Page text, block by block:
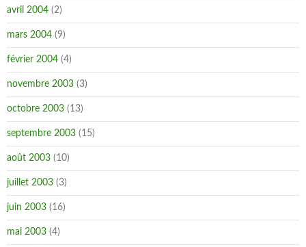
avril 2004 (2)
mars 2004 (9)
février 2004 (4)
novembre 2003 (3)
octobre 2003 (13)
septembre 2003 (15)
août 2003 (10)
juillet 2003 (3)
juin 2003 (16)
mai 2003 (4)